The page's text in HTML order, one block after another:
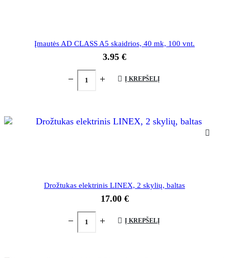
Įmautės AD CLASS A5 skaidrios, 40 mk, 100 vnt.
3.95 €
Į KREPŠELĮ
Drožtukas elektrinis LINEX, 2 skylių, baltas
17.00 €
Į KREPŠELĮ